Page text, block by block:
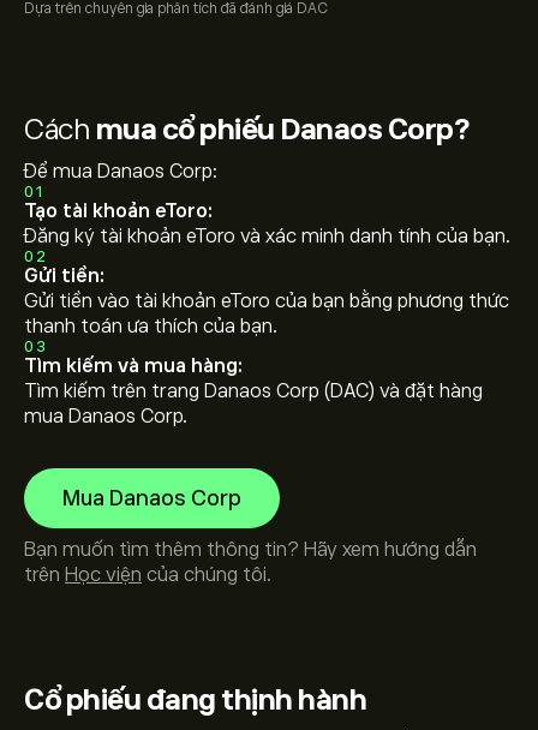
Dựa trên chuyên gia phân tích đã đánh giá DAC
Cổ phiếu đang thịnh hành
Cách mua cổ phiếu Danaos Corp?
Để mua Danaos Corp:
01
Tạo tài khoản eToro:
Đăng ký tài khoản eToro và xác minh danh tính của bạn.
02
Gửi tiền:
Gửi tiền vào tài khoản eToro của bạn bằng phương thức
thanh toán ưa thích của bạn.
03
Tìm kiếm và mua hàng:
Tìm kiếm trên trang Danaos Corp (DAC) và đặt hàng
mua Danaos Corp.
Mua Danaos Corp
Bạn muốn tìm thêm thông tin? Hãy xem hướng dẫn
trên Học viện của chúng tôi.